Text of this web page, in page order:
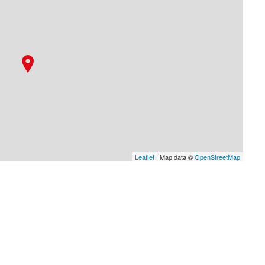
Leaflet| Map data ©OpenStreetMap